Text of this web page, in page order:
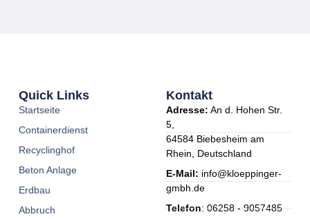
Quick Links
Startseite
Containerdienst
Recyclinghof
Beton Anlage
Erdbau
Abbruch
Kontakt
Adresse: An d. Hohen Str.
5,
64584 Biebesheim am
Rhein, Deutschland
E-Mail: info@kloeppinger-
gmbh.de
Telefon: 06258 - 9057485